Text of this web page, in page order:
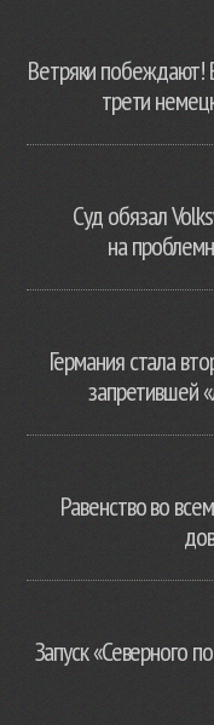
Ветряки побеждают!
трети
Суд обязал
на
Германия стала
запретившей
Равенство во
Запуск «Северного